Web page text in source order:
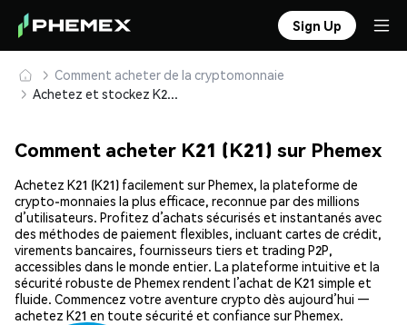
Sign Up
Comment acheter de la cryptomonnaie
Achetez et stockez K21 (K21) en toute sécurité
Comment acheter K21 (K21) sur Phemex
Achetez K21 (K21) facilement sur Phemex, la plateforme de
crypto-monnaies la plus efficace, reconnue par des millions
d’utilisateurs. Profitez d’achats sécurisés et instantanés avec
des méthodes de paiement flexibles, incluant cartes de crédit,
virements bancaires, fournisseurs tiers et trading P2P,
accessibles dans le monde entier. La plateforme intuitive et la
sécurité robuste de Phemex rendent l’achat de K21 simple et
fluide. Commencez votre aventure crypto dès aujourd’hui —
achetez K21 en toute sécurité et confiance sur Phemex.